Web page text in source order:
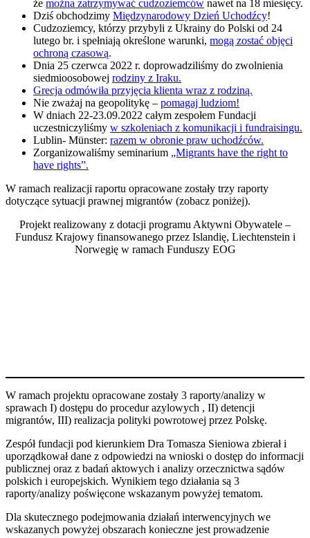
że można zatrzymywać cudzoziemców nawet na 18 miesięcy.
Dziś obchodzimy Międzynarodowy Dzień Uchodźcy!
Cudzoziemcy, którzy przybyli z Ukrainy do Polski od 24
lutego br. i spełniają określone warunki, mogą zostać objęci
ochroną czasową.
Dnia 25 czerwca 2022 r. doprowadziliśmy do zwolnienia
siedmioosobowej rodziny z Iraku.
Grecja odmówiła przyjęcia klienta wraz z rodziną.
Nie zważaj na geopolitykę – pomagaj ludziom!
W dniach 22-23.09.2022 całym zespołem Fundacji
uczestniczyliśmy w szkoleniach z komunikacji i fundraisingu.
Lublin- Münster: razem w obronie praw uchodźców.
Zorganizowaliśmy seminarium „Migrants have the right to
have rights”.
W ramach realizacji raportu opracowane zostały trzy raporty
dotyczące sytuacji prawnej migrantów (zobacz poniżej).
Projekt realizowany z dotacji programu Aktywni Obywatele –
Fundusz Krajowy finansowanego przez Islandię, Liechtenstein i
Norwegię w ramach Funduszy EOG
W ramach projektu opracowane zostały 3 raporty/analizy w
sprawach I) dostępu do procedur azylowych , II) detencji
migrantów, III) realizacja polityki powrotowej przez Polskę.
Zespół fundacji pod kierunkiem Dra Tomasza Sieniowa zbierał i
uporządkował dane z odpowiedzi na wnioski o dostęp do informacji
publicznej oraz z badań aktowych i analizy orzecznictwa sądów
polskich i europejskich. Wynikiem tego działania są 3
raporty/analizy poświęcone wskazanym powyżej tematom.
Dla skutecznego podejmowania działań interwencyjnych we
wskazanych powyżej obszarach konieczne jest prowadzenie